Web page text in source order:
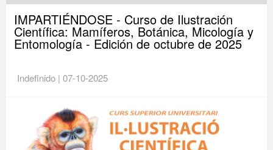
Cursos
Exposiciones
IMPARTIÉNDOSE - Curso de Ilustración
Científica: Mamíferos, Botánica, Micología y
Entomología - Edición de octubre de 2025
Indefinido | 07-10-2025